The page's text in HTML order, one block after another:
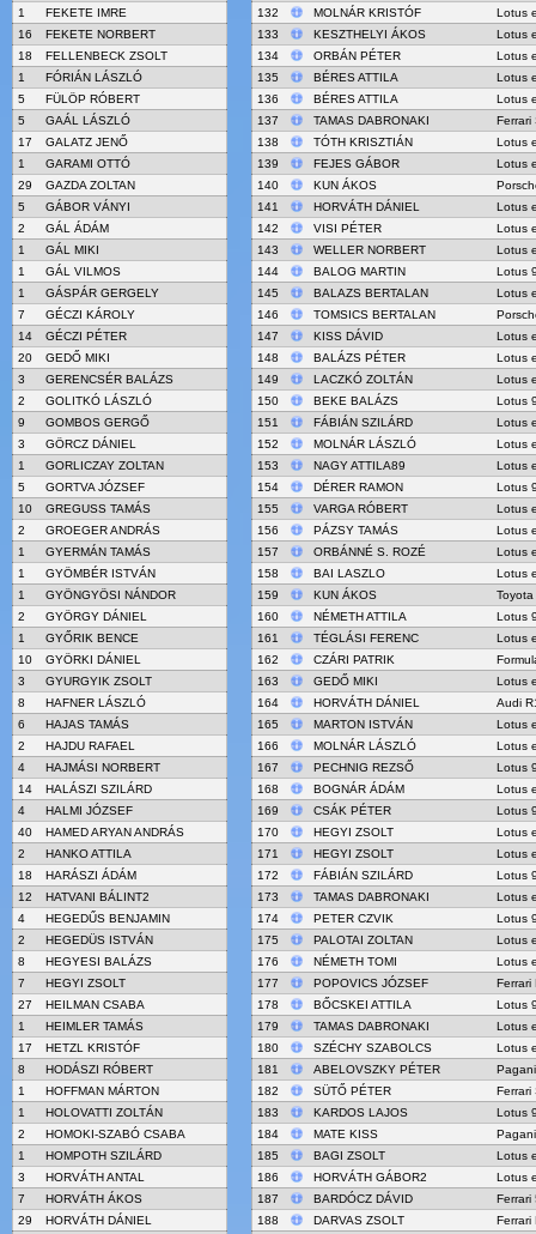
1
FEKETE IMRE
16
FEKETE NORBERT
18
FELLENBECK ZSOLT
1
FÓRIÁN LÁSZLÓ
5
FÜLÖP RÓBERT
5
GAÁL LÁSZLÓ
17
GALATZ JENŐ
1
GARAMI OTTÓ
29
GAZDA ZOLTAN
5
GÁBOR VÁNYI
2
GÁL ÁDÁM
1
GÁL MIKI
1
GÁL VILMOS
1
GÁSPÁR GERGELY
7
GÉCZI KÁROLY
14
GÉCZI PÉTER
20
GEDŐ MIKI
3
GERENCSÉR BALÁZS
2
GOLITKÓ LÁSZLÓ
9
GOMBOS GERGŐ
3
GÖRCZ DÁNIEL
1
GORLICZAY ZOLTAN
5
GORTVA JÓZSEF
10
GREGUSS TAMÁS
2
GROEGER ANDRÁS
1
GYERMÁN TAMÁS
1
GYÖMBÉR ISTVÁN
1
GYÖNGYÖSI NÁNDOR
2
GYÖRGY DÁNIEL
1
GYŐRIK BENCE
10
GYÖRKI DÁNIEL
3
GYURGYIK ZSOLT
8
HAFNER LÁSZLÓ
6
HAJAS TAMÁS
2
HAJDU RAFAEL
4
HAJMÁSI NORBERT
14
HALÁSZI SZILÁRD
4
HALMI JÓZSEF
40
HAMED ARYAN ANDRÁS
2
HANKO ATTILA
18
HARÁSZI ÁDÁM
12
HATVANI BÁLINT2
4
HEGEDŰS BENJAMIN
2
HEGEDÜS ISTVÁN
8
HEGYESI BALÁZS
7
HEGYI ZSOLT
27
HEILMAN CSABA
1
HEIMLER TAMÁS
17
HETZL KRISTÓF
8
HODÁSZI RÓBERT
1
HOFFMAN MÁRTON
1
HOLOVATTI ZOLTÁN
2
HOMOKI-SZABÓ CSABA
1
HOMPOTH SZILÁRD
3
HORVÁTH ANTAL
7
HORVÁTH ÁKOS
29
HORVÁTH DÁNIEL
132
MOLNÁR KRISTÓF
Lotus
133
KESZTHELYI ÁKOS
Lotus
134
ORBÁN PÉTER
Lotus
135
BÉRES ATTILA
Lotus
136
BÉRES ATTILA
Lotus
137
TAMAS DABRONAKI
Ferrari
138
TÓTH KRISZTIÁN
Lotus
139
FEJES GÁBOR
Lotus
140
KUN ÁKOS
141
HORVÁTH DÁNIEL
Lotus
142
VISI PÉTER
Lotus
143
WELLER NORBERT
Lotus
144
BALOG MARTIN
Lotus
145
BALAZS BERTALAN
Lotus
146
TOMSICS BERTALAN
147
KISS DÁVID
Lotus
148
BALÁZS PÉTER
Lotus
149
LACZKÓ ZOLTÁN
Lotus
150
BEKE BALÁZS
Lotus
151
FÁBIÁN SZILÁRD
Lotus
152
MOLNÁR LÁSZLÓ
Lotus
153
NAGY ATTILA89
Lotus
154
DÉRER RAMON
Lotus
155
VARGA RÓBERT
Lotus
156
PÁZSY TAMÁS
Lotus
157
ORBÁNNÉ S. ROZÉ
Lotus
158
BAI LASZLO
Lotus
159
KUN ÁKOS
160
NÉMETH ATTILA
Lotus
161
TÉGLÁSI FERENC
Lotus
162
CZÁRI PATRIK
163
GEDŐ MIKI
Lotus
164
HORVÁTH DÁNIEL
Audi
165
MARTON ISTVÁN
Lotus
166
MOLNÁR LÁSZLÓ
Lotus
167
PECHNIG REZSŐ
Lotus
168
BOGNÁR ÁDÁM
Lotus
169
CSÁK PÉTER
Lotus
170
HEGYI ZSOLT
Lotus
171
HEGYI ZSOLT
Lotus
172
FÁBIÁN SZILÁRD
Lotus
173
TAMAS DABRONAKI
Lotus
174
PETER CZVIK
Lotus
175
PALOTAI ZOLTAN
Lotus
176
NÉMETH TOMI
Lotus
177
POPOVICS JÓZSEF
Ferrari
178
BŐCSKEI ATTILA
Lotus
179
TAMAS DABRONAKI
Lotus
180
SZÉCHY SZABOLCS
Lotus
181
ABELOVSZKY PÉTER
182
SÜTŐ PÉTER
Ferrari
183
KARDOS LAJOS
Lotus
184
MATE KISS
185
BAGI ZSOLT
Lotus
186
HORVÁTH GÁBOR2
Lotus
187
BARDÓCZ DÁVID
Ferrari
188
DARVAS ZSOLT Ferrari